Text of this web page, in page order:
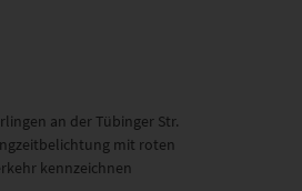
an der Tübinger Str.
mit roten
kennzeichnen